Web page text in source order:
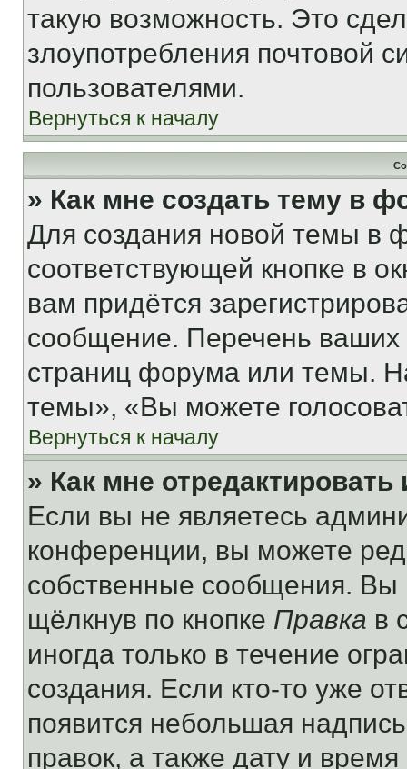
такую возможность. Это
злоупотребления почтовой
пользователями.
Вернуться к началу
» Как мне создать тему в
Для создания новой темы в
соответствующей кнопке в
вам придётся
сообщение. Перечень ваших
страниц форума или темы.
темы», «Вы можете
Вернуться к началу
» Как мне
Если вы не являетесь
конференции, вы можете
собственные сообщения. Вы
щёлкнув по кнопке Правка в
иногда только в течение
создания. Если кто-то уже
появится небольшая
правок, а также дату и